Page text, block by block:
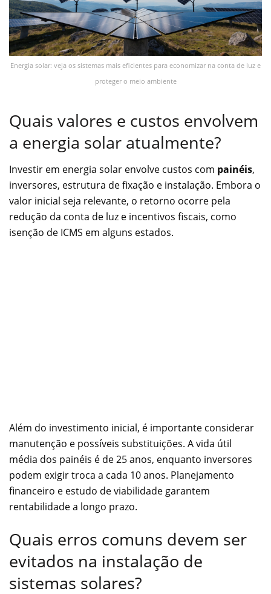
Energia solar: veja os sistemas mais eficientes para economizar na conta de luz e
proteger o meio ambiente
Quais valores e custos envolvem
a energia solar atualmente?
Investir em energia solar envolve custos com painéis,
inversores, estrutura de fixação e instalação. Embora o
valor inicial seja relevante, o retorno ocorre pela
redução da conta de luz e incentivos fiscais, como
isenção de ICMS em alguns estados.
Além do investimento inicial, é importante considerar
manutenção e possíveis substituições. A vida útil
média dos painéis é de 25 anos, enquanto inversores
podem exigir troca a cada 10 anos. Planejamento
financeiro e estudo de viabilidade garantem
rentabilidade a longo prazo.
Quais erros comuns devem ser
evitados na instalação de
sistemas solares?